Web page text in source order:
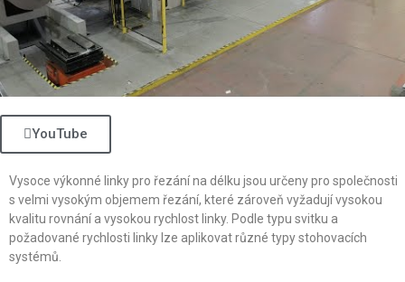
YouTube
Vysoce výkonné linky pro řezání na délku jsou určeny pro společnosti
s velmi vysokým objemem řezání, které zároveň vyžadují vysokou
kvalitu rovnání a vysokou rychlost linky. Podle typu svitku a
požadované rychlosti linky lze aplikovat různé typy stohovacích
systémů.